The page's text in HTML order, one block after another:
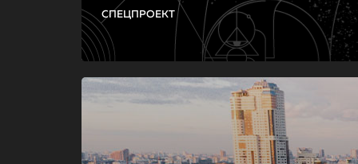
СПЕЦПРОЕКТ